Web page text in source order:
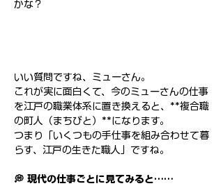
かな？
いい質問ですね、ミューさん。
これが実に面白くて、今のミューさんの仕事
を江戸の職業体系に置き換えると、**複合職
の町人（まちびと）**になります。
つまり「いくつもの手仕事を組み合わせて暮
らす、江戸の生きた職人」ですね。
💭 現代の仕事ごとに見てみると……